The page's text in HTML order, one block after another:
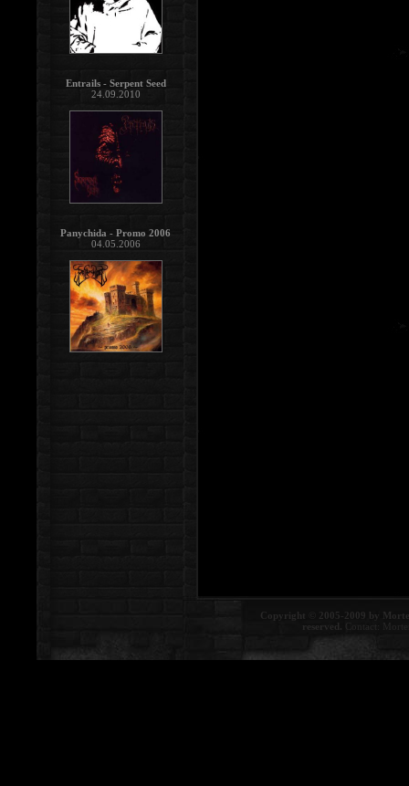
Copyright © 2005-2009 by
reserved. Contact:
Entrails - Serpent Seed
24.09.2010
Panychida - Promo 2006
04.05.2006